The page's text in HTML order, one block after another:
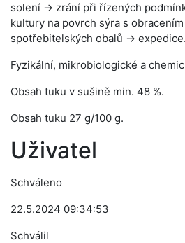
solení → zrání při řízených
kultury na povrch sýra s
spotřebitelských obalů → expedice.
Fyzikální, mikrobiologické a
Obsah tuku v sušině min. 48 %.
Obsah tuku 27 g/100 g.
Uživatel
Schváleno
22.5.2024 09:34:53
Schválil